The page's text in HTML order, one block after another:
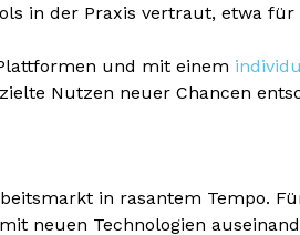
in der Praxis vertraut, etwa
und mit einem
Nutzen neuer Chancen
in rasantem Tempo.
neuen Technologien